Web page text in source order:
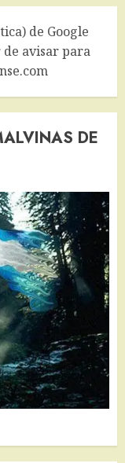
de Google
avisar para
DE